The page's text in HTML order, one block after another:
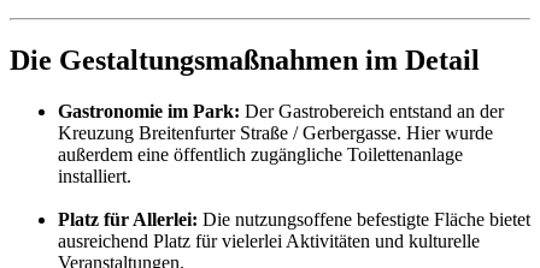
Die Gestaltungsmaßnahmen im Detail
Gastronomie im Park: Der Gastrobereich entstand an der
Kreuzung Breitenfurter Straße / Gerbergasse. Hier wurde
außerdem eine öffentlich zugängliche Toilettenanlage
installiert.
Platz für Allerlei: Die nutzungsoffene befestigte Fläche bietet
ausreichend Platz für vielerlei Aktivitäten und kulturelle
Veranstaltungen.